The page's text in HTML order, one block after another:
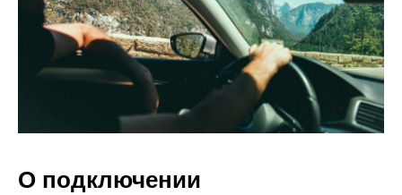
О подключении